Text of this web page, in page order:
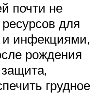
почти не
для
инфекциями,
рождения
грудное